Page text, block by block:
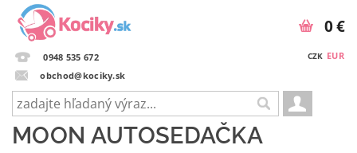
0948 535 672
obchod@kociky.sk
CZK EUR
0 €
MOON AUTOSEDAČKA